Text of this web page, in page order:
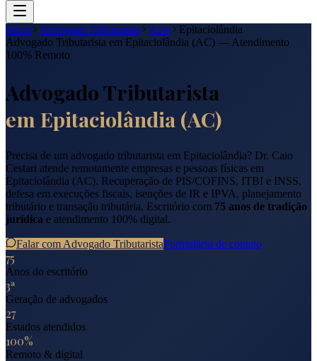
Início Advogado Tributarista Acre
Epitaciolândia
Advogado Tributarista em Epitaciolândia (AC) — Atendimento
100% Remoto
Advogado Tributarista
em Epitaciolândia (AC)
Precisa de um advogado tributarista em Epitaciolândia? Dr. Caio
Cestari atende remotamente empresas e pessoas físicas em
Epitaciolândia (AC). Recuperação de PIS/COFINS, ITBI e INSS,
defesa em execuções fiscais, isenções de IR e IPVA, planejamento
tributário e transação tributária. Escritório com 75 anos de tradição
jurídica e atendimento 100% digital.
Falar com Advogado TributaristaFormulário de contato
75
Anos do escritório
3ª
Geração de advogados
27
Estados atendidos
100%
Remoto & digital